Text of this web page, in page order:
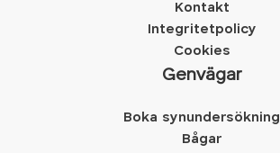
Kontakt
Integritetpolicy
Cookies
Genvägar
Boka synundersökning
Bågar